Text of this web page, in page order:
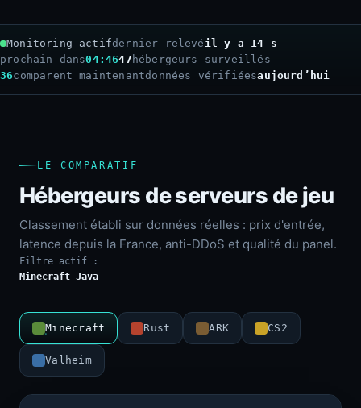
Monitoring actifdernier relevé il y a 16 s
prochain dans04:4447 hébergeurs surveillés
36comparent maintenantdonnées vérifiéesaujourd’hui
LE COMPARATIF
Hébergeurs de serveurs de jeu
Classement établi sur données réelles : prix d'entrée,
latence depuis la France, anti-DDoS et qualité du panel.
Filtre actif :
Minecraft Java
Minecraft Rust ARK CS2
Valheim